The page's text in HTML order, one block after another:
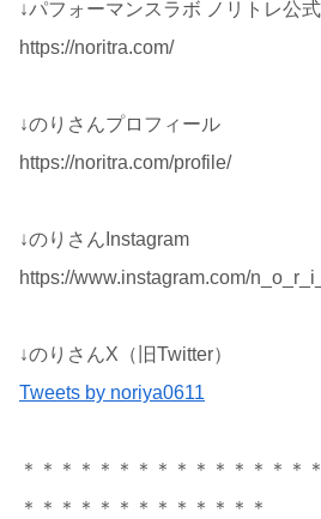
↓パフォーマンスラボ ノリトレ公
https://noritra.com/
↓のりさんプロフィール
https://noritra.com/profile/
↓のりさんInstagram
https://www.instagram.com/
↓のりさんX（旧Twitter）
Tweets by noriya0611
＊＊＊＊＊＊＊＊＊＊＊＊＊＊＊
＊＊＊＊＊＊＊＊＊＊＊＊＊